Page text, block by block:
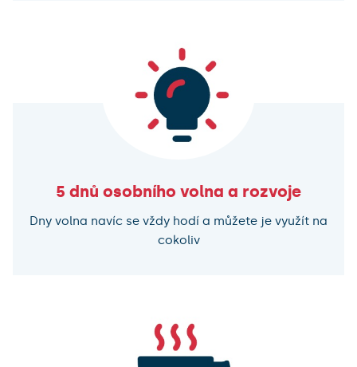
5 dnů osobního volna a rozvoje
Dny volna navíc se vždy hodí a můžete je využít na
cokoliv